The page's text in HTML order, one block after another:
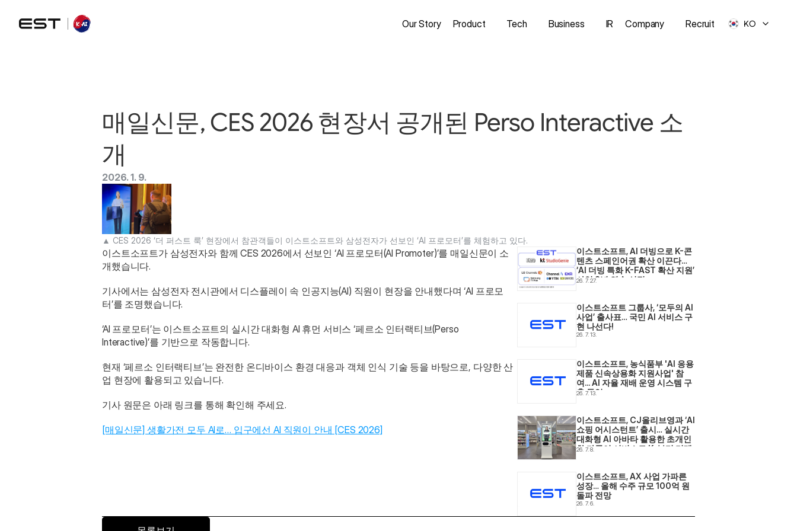
Our Story Product Tech Business IR Company Recruit KO
매일신문, CES 2026 현장서 공개된 Perso Interactive 소
개
2026. 1. 9.
▲ CES 2026 ‘더 퍼스트 룩’ 현장에서 참관객들이 이스트소프트와 삼성전자가 선보인 ‘AI 프로모터’를 체험하고 있다.
이스트소프트가 삼성전자와 함께 CES 2026에서 선보인 ‘AI 프로모터(AI Promoter)’를 매일신문이 소
개했습니다.
기사에서는 삼성전자 전시관에서 디스플레이 속 인공지능(AI) 직원이 현장을 안내했다며 ‘AI 프로모
터’를 조명했습니다.
‘AI 프로모터’는 이스트소프트의 실시간 대화형 AI 휴먼 서비스 ‘페르소 인터랙티브(Perso
Interactive)’를 기반으로 작동합니다.
현재 ‘페르소 인터랙티브’는 완전한 온디바이스 환경 대응과 객체 인식 기술 등을 바탕으로, 다양한 산
업 현장에 활용되고 있습니다.
기사 원문은 아래 링크를 통해 확인해 주세요.
[매일신문] 생활가전 모두 AI로… 입구에선 AI 직원이 안내 [CES 2026]
이스트소프트, AI 더빙으로 K-콘
텐츠 스페인어권 확산 이끈다…
‘AI 더빙 특화 K-FAST 확산 지원’
사업 2년 연속 선정
26. 7. 27.
이스트소프트 그룹사, ‘모두의 AI
사업’ 출사표… 국민 AI 서비스 구
현 나선다!
26. 7. 13.
이스트소프트, 농식품부 'AI 응용
제품 신속상용화 지원사업' 참
여... AI 자율 재배 운영 시스템 구
축 돌입
26. 7. 13.
이스트소프트, CJ올리브영과 ‘AI
쇼핑 어시스턴트’ 출시… 실시간
대화형 AI 아바타 활용한 초개인
화·다국어 서비스로 K-뷰티 리테
26. 7. 8.
이스트소프트, AX 사업 가파른
성장… 올해 수주 규모 100억 원
돌파 전망
26. 7. 6.